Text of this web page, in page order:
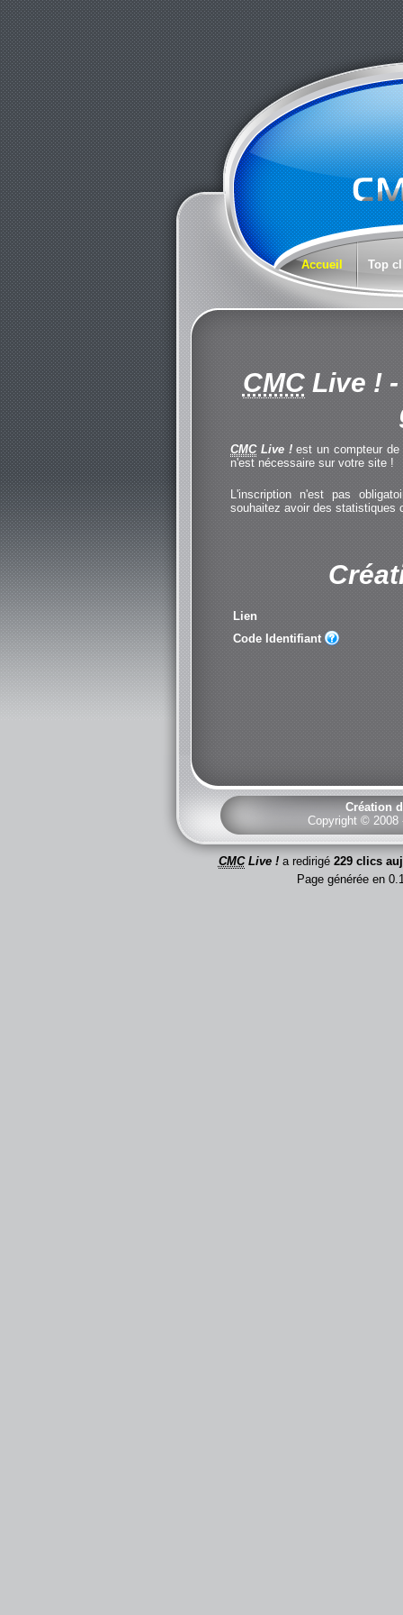
Accueil Top
CMCLive !-
CMCLive !est un compteur de
n'est nécessaire sur votre site !
L'inscription n'est pas
souhaitez avoir des statistiques
Lien
Code Identifiant
Création
Copyright © 2008
CMCLive !a redirigé 229 clics
Page générée en